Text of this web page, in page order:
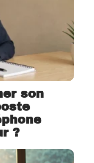
son
?